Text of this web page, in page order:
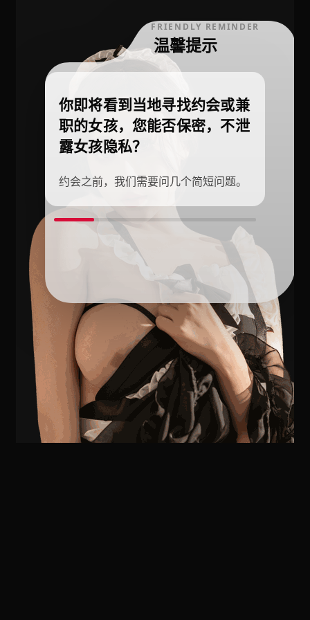
FRIENDLY REMINDER
温馨提示
你即将看到当地寻找约会或兼
职的女孩，您能否保密，不泄
露女孩隐私？
约会之前，我们需要问几个简短问题。